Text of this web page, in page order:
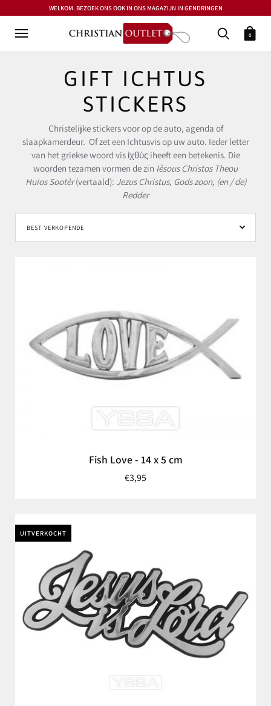
WELKOM. BEZOEK ONS OOK IN ONS MAGAZIJN IN GENDRINGEN
0
GIFT ICHTUS
STICKERS
Christelijke stickers voor op de auto, agenda of
slaapkamerdeur. Of zet een Ichtusvis op uw auto. Ieder letter
van het griekse woord vis ἰχθύςiheeft een betekenis. Die
woorden tezamen vormen de zin Ièsous Christos Theou
Huios Sootèr(vertaald): Jezus Christus, Gods zoon, (en / de)
Redder
Fish Love - 14 x 5 cm
€3,95
UITVERKOCHT